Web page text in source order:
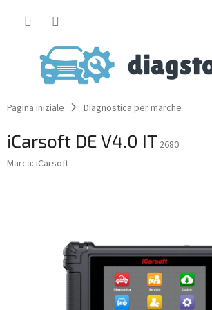
Pagina iniziale Diagnostica per marche
iCarsoft DE V4.0 IT 2680
Marca: iCarsoft